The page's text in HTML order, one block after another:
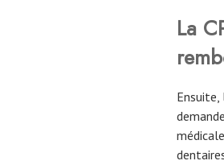
La